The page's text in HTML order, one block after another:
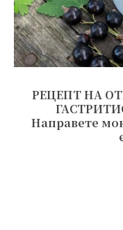
РЕЦЕПТ НА
Направете